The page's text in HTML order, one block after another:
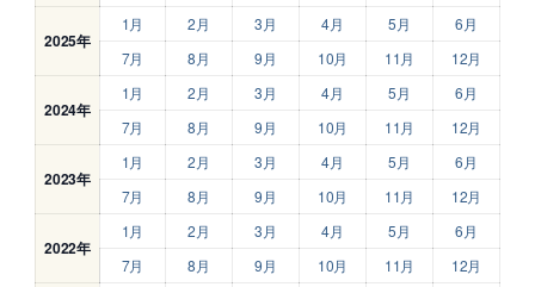
2025年
1月 2月 3月 4月 5月
6月
7月
8月 9月 10月 11月 12月
2024年
1月 2月 3月 4月 5月
6月
7月
8月 9月 10月 11月 12月
2023年
1月 2月 3月 4月 5月
6月
7月
8月 9月 10月 11月 12月
2022年
1月 2月 3月 4月 5月
6月
7月
8月 9月 10月 11月 12月